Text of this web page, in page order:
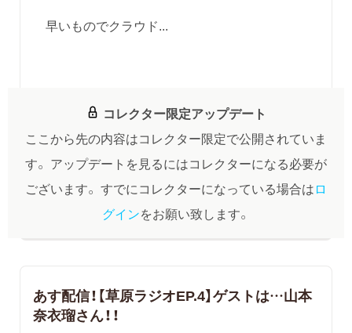
早いものでクラウド...
コレクター限定アップデート
ここから先の内容はコレクター限定で公開されていま
す。 アップデートを見るにはコレクターになる必要が
ございます。 すでにコレクターになっている場合はロ
グインをお願い致します。
あす配信！【草原ラジオEP.4】ゲストは…山本
奈衣瑠さん！！